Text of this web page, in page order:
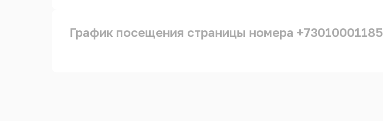
График посещения страницы номера +73010001185